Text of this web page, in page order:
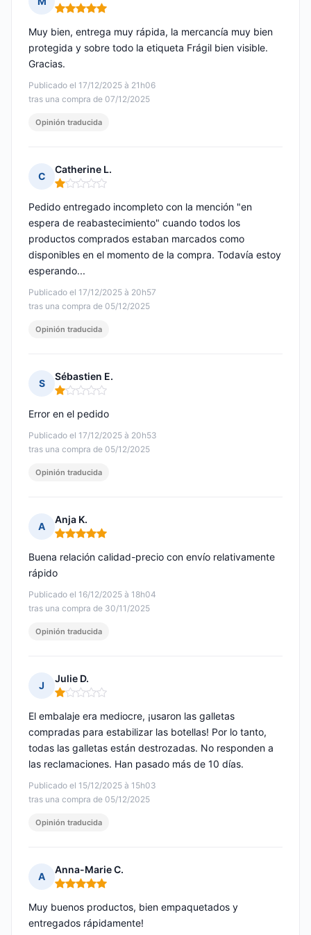
Nota: 5 de 5
Publicado el 17/12/2025 à 21h06
tras una compra de 07/12/2025
Muy bien, entrega muy rápida, la mercancía muy bien
protegida y sobre todo la etiqueta Frágil bien visible.
Gracias.
Opinión traducida
C
Catherine L.
Nota: 1 de 5
Publicado el 17/12/2025 à 20h57
tras una compra de 05/12/2025
Pedido entregado incompleto con la mención "en
espera de reabastecimiento" cuando todos los
productos comprados estaban marcados como
disponibles en el momento de la compra. Todavía estoy
esperando...
Opinión traducida
S
Sébastien E.
Nota: 1 de 5
Publicado el 17/12/2025 à 20h53
tras una compra de 05/12/2025
Error en el pedido
Opinión traducida
A
Anja K.
Nota: 5 de 5
Publicado el 16/12/2025 à 18h04
tras una compra de 30/11/2025
Buena relación calidad-precio con envío relativamente
rápido
Opinión traducida
J
Julie D.
Nota: 1 de 5
Publicado el 15/12/2025 à 15h03
tras una compra de 05/12/2025
El embalaje era mediocre, ¡usaron las galletas
compradas para estabilizar las botellas! Por lo tanto,
todas las galletas están destrozadas. No responden a
las reclamaciones. Han pasado más de 10 días.
Opinión traducida
A
Anna-Marie C.
Nota: 5 de 5
Muy buenos productos, bien empaquetados y
entregados rápidamente!